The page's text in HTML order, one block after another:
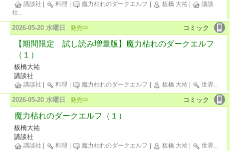
講談社 料理 魔力枯れのダークエルフ 板橋 大祐
講談
社...
コミック
2026-05-20 水曜日 発売中
【期間限定 試し読み増量版】魔力枯れのダークエルフ
（１）
板橋大祐
講談社
講談社 料理 魔力枯れのダークエルフ 板橋 大祐 世界...
コミック
2026-05-20 水曜日 発売中
魔力枯れのダークエルフ（１）
板橋大祐
講談社
講談社 料理 魔力枯れのダークエルフ 板橋 大祐 世界...